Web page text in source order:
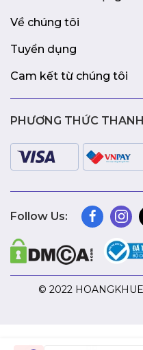
Về chúng tôi
Tuyển dụng
Cam kết từ chúng tôi
PHƯƠNG THỨC
Follow Us:
© 2022